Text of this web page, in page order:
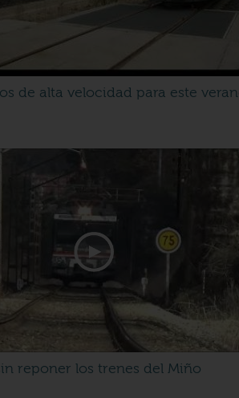
de alta velocidad para este
reponer los trenes del Miño